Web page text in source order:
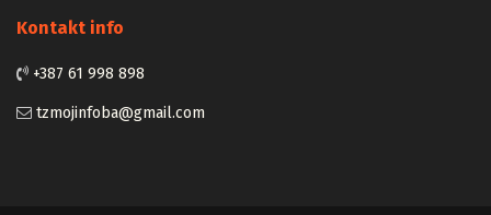
Kontakt info
+387 61 998 898
tzmojinfoba@gmail.com